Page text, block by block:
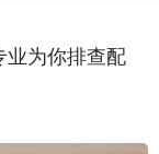
业为你排查配